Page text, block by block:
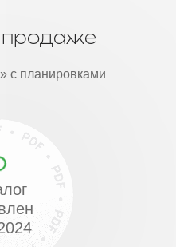
продаже
с планировками